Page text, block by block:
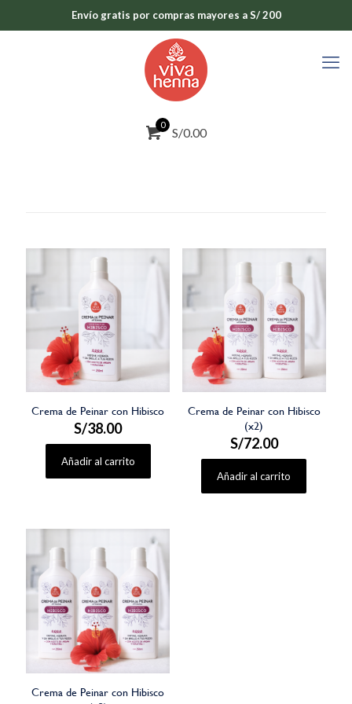
Envío gratis por compras mayores a S/ 200
0
S/0.00
Crema de Peinar con Hibisco
S/38.00
Añadir al carrito
Crema de Peinar con Hibisco
(x2)
S/72.00
Añadir al carrito
Crema de Peinar con Hibisco